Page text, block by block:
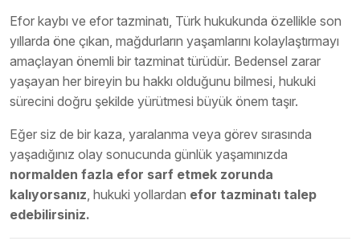
Efor kaybı ve efor tazminatı, Türk hukukunda özellikle son
yıllarda öne çıkan, mağdurların yaşamlarını kolaylaştırmayı
amaçlayan önemli bir tazminat türüdür. Bedensel zarar
yaşayan her bireyin bu hakkı olduğunu bilmesi, hukuki
sürecini doğru şekilde yürütmesi büyük önem taşır.
Eğer siz de bir kaza, yaralanma veya görev sırasında
yaşadığınız olay sonucunda günlük yaşamınızda
normalden fazla efor sarf etmek zorunda
kalıyorsanız, hukuki yollardan efor tazminatı talep
edebilirsiniz.